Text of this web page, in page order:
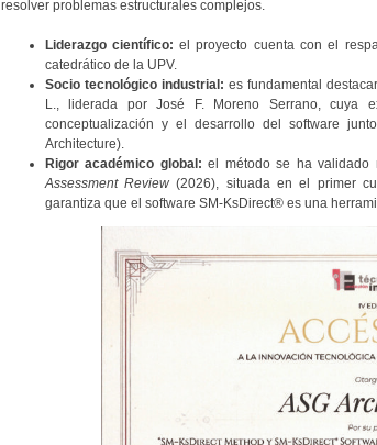
resolver problemas estructurales complejos.
Liderazgo científico: el proyecto cuenta con el
catedrático de la UPV.
Socio tecnológico industrial: es fundamental
L., liderada por José F. Moreno Serrano, cuya
conceptualización y el desarrollo del software
Architecture).
Rigor académico global: el método se ha
Assessment Review(2026), situada en el primer
garantiza que el software SM-KsDirect® es una